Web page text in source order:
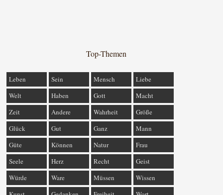
Top-Themen
Leben Sein Mensch
Liebe
Welt
Haben Gott
Macht
Zeit
Andere Wahrheit
Größe
Glück
Gut Ganz
Mann
Güte
Können Natur
Frau
Seele
Herz Recht
Geist
Würde
Ware Müssen
Wissen